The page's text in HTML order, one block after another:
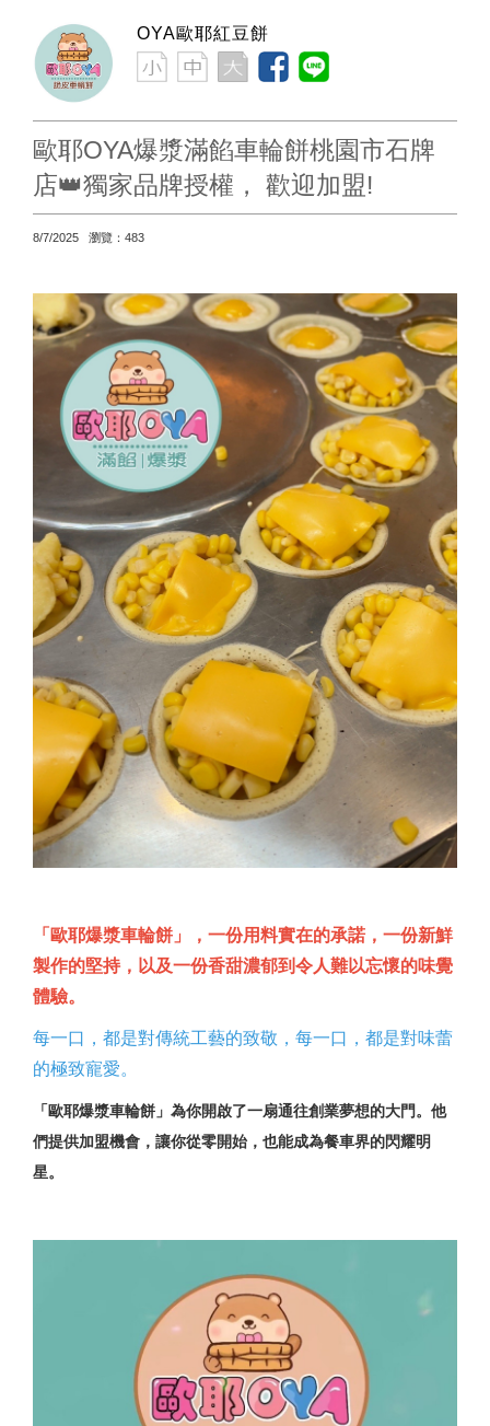
OYA歐耶紅豆餅
歐耶OYA爆漿滿餡車輪餅桃園市石牌
店👑獨家品牌授權， 歡迎加盟!
8/7/2025 瀏覽：483
「歐耶爆漿車輪餅」，一份用料實在的承諾，一份新鮮
製作的堅持，以及一份香甜濃郁到令人難以忘懷的味覺
體驗。
每一口，都是對傳統工藝的致敬，每一口，都是對味蕾
的極致寵愛。
「歐耶爆漿車輪餅」為你開啟了一扇通往創業夢想的大門。他
們提供加盟機會，讓你從零開始，也能成為餐車界的閃耀明
星。